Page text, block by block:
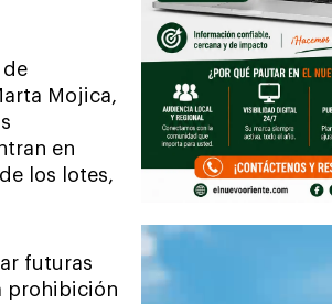
de
Mojica,
en
los lotes,
futuras
prohibición